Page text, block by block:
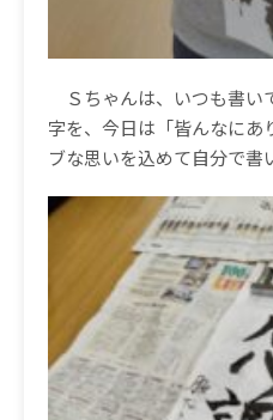
Ｓちゃんは、いつも書い
字を、今日は「皆んなにあ
ブな思いを込めて自分で書